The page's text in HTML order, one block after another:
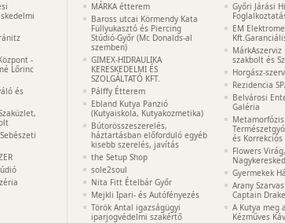
-
Lőrinc
és
MÁRKA étterem
Baross utcai Körmendy Kata
Füllyukasztó és Piercing
Stúdió-Győr (Mc Donalds-al
szemben)
GIMEX-HIDRAULIKA
KERESKEDELMI ÉS
SZOLGÁLTATÓ KFT.
Pálffy Étterem
Ebland Kutya Panzió
(Kutyaiskola, Kutyakozmetika)
Bútorösszeszerelés,
háztartásban előforduló egyéb
kisebb szerelés, javítás
the Setup Shop
sole2soul
Nita Fitt Ételbár Győr
Mejkli Ipari- és Autófényezés
Török Antal igazságügyi
iparjogvédelmi szakértő
Győri Járási
EM
szakbolt és
Horgász-
Rezidencia
Belvárosi
Galéria
Metamorfózis
és
Flowers
Gyermekek
Arany
Captain
A Kutya meg
Kézműves